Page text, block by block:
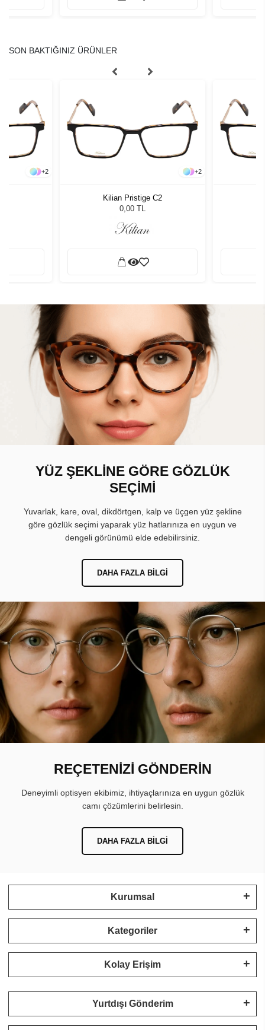
SON BAKTIĞINIZ ÜRÜNLER
+2 +2
Kilian Pristige C2
0,00 TL
YÜZ ŞEKLİNE GÖRE GÖZLÜK
SEÇİMİ
Yuvarlak, kare, oval, dikdörtgen, kalp ve üçgen yüz şekline
göre gözlük seçimi yaparak yüz hatlarınıza en uygun ve
dengeli görünümü elde edebilirsiniz.
DAHA FAZLA BILGI
REÇETENİZİ GÖNDERİN
Deneyimli optisyen ekibimiz, ihtiyaçlarınıza en uygun gözlük
camı çözümlerini belirlesin.
DAHA FAZLA BILGI
Kurumsal
Kategoriler
Kolay Erişim
Yurtdışı Gönderim